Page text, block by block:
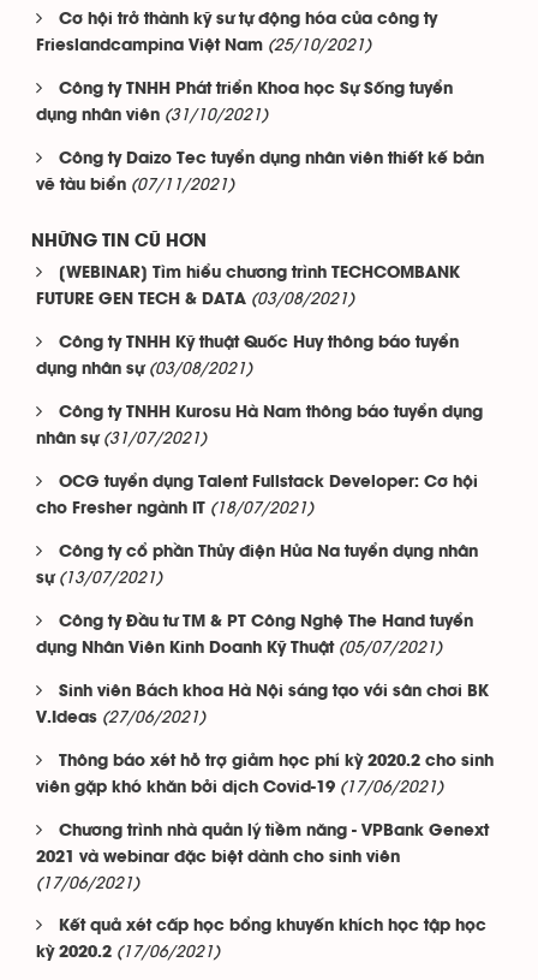
Cơ hội trở thành kỹ sư tự động hóa của công ty
Frieslandcampina Việt Nam (25/10/2021)
Công ty TNHH Phát triển Khoa học Sự Sống tuyển
dụng nhân viên (31/10/2021)
Công ty Daizo Tec tuyển dụng nhân viên thiết kế bản
vẽ tàu biển (07/11/2021)
NHỮNG TIN CŨ HƠN
[WEBINAR] Tìm hiểu chương trình TECHCOMBANK
FUTURE GEN TECH & DATA (03/08/2021)
Công ty TNHH Kỹ thuật Quốc Huy thông báo tuyển
dụng nhân sự (03/08/2021)
Công ty TNHH Kurosu Hà Nam thông báo tuyển dụng
nhân sự (31/07/2021)
OCG tuyển dụng Talent Fullstack Developer: Cơ hội
cho Fresher ngành IT (18/07/2021)
Công ty cổ phần Thủy điện Hủa Na tuyển dụng nhân
sự (13/07/2021)
Công ty Đầu tư TM & PT Công Nghệ The Hand tuyển
dụng Nhân Viên Kinh Doanh Kỹ Thuật (05/07/2021)
Sinh viên Bách khoa Hà Nội sáng tạo với sân chơi BK
V.Ideas (27/06/2021)
Thông báo xét hỗ trợ giảm học phí kỳ 2020.2 cho sinh
viên gặp khó khăn bởi dịch Covid-19 (17/06/2021)
Chương trình nhà quản lý tiềm năng - VPBank Genext
2021 và webinar đặc biệt dành cho sinh viên
(17/06/2021)
Kết quả xét cấp học bổng khuyến khích học tập học
kỳ 2020.2 (17/06/2021)